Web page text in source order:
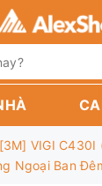
[3M] VIGI C430I
Ngoại Ban